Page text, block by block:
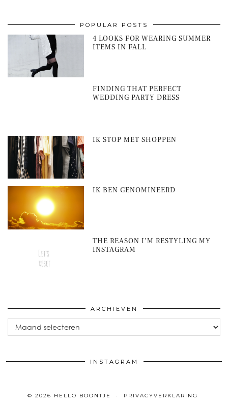
POPULAR POSTS
4 LOOKS FOR WEARING SUMMER
ITEMS IN FALL
FINDING THAT PERFECT
WEDDING PARTY DRESS
IK STOP MET SHOPPEN
IK BEN GENOMINEERD
THE REASON I’M RESTYLING MY
INSTAGRAM
ARCHIEVEN
Archieven
INSTAGRAM
© 2026 HELLO BOONTJE PRIVACYVERKLARING